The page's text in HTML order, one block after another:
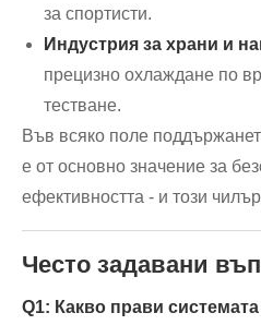
за спортисти.
Индустрия за храни и
прецизно охлаждане по
тестване.
Във всяко поле
е от основно значение за
ефективността - и този
Често задавани
Q1: Какво прави